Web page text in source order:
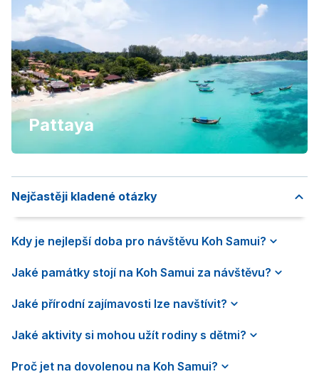
Pattaya
Nejčastěji kladené otázky
Kdy je nejlepší doba pro návštěvu Koh Samui?
Jaké památky stojí na Koh Samui za návštěvu?
Jaké přírodní zajímavosti lze navštívit?
Jaké aktivity si mohou užít rodiny s dětmi?
Proč jet na dovolenou na Koh Samui?